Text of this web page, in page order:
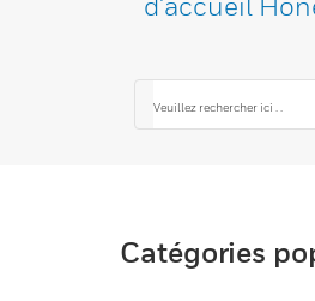
Catégories